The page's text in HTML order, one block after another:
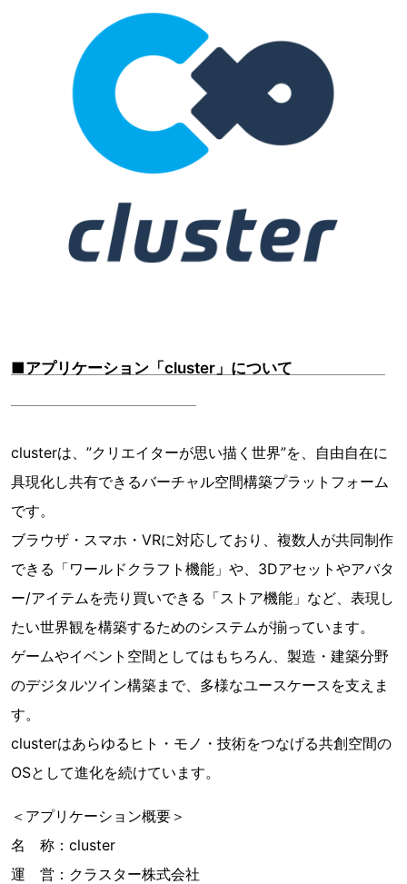
■アプリケーション「cluster」について
clusterは、”クリエイターが思い描く世界”を、自由自在に
具現化し共有できるバーチャル空間構築プラットフォーム
です。
ブラウザ・スマホ・VRに対応しており、複数人が共同制作
できる「ワールドクラフト機能」や、3Dアセットやアバタ
ー/アイテムを売り買いできる「ストア機能」など、表現し
たい世界観を構築するためのシステムが揃っています。
ゲームやイベント空間としてはもちろん、製造・建築分野
のデジタルツイン構築まで、多様なユースケースを支えま
す。
clusterはあらゆるヒト・モノ・技術をつなげる共創空間の
OSとして進化を続けています。
＜アプリケーション概要＞
名 称：cluster
運 営：クラスター株式会社